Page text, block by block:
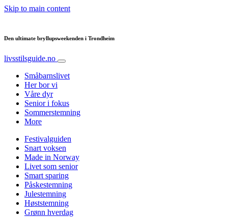
Skip to main content
Den ultimate bryllupsweekenden i Trondheim
livsstilsguide.no
Småbarnslivet
Her bor vi
Våre dyr
Senior i fokus
Sommerstemning
More
Festivalguiden
Snart voksen
Made in Norway
Livet som senior
Smart sparing
Påskestemning
Julestemning
Høststemning
Grønn hverdag